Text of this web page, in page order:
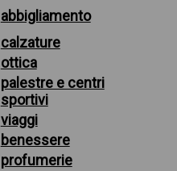
abbigliamento
calzature
ottica
palestre e centri
sportivi
viaggi
benessere
profumerie